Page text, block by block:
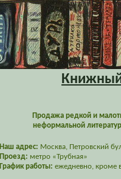
Книжный
Продажа редкой и
неформальной
Наш адрес: Москва, Петровский
Проезд: метро «Трубная»
График работы: ежедневно, кроме